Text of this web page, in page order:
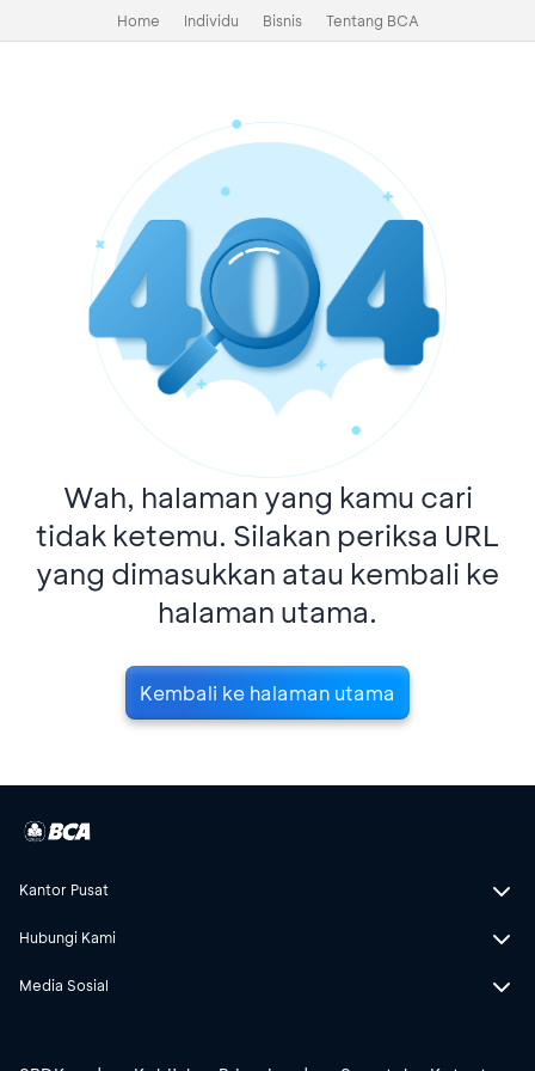
Home Individu Bisnis Tentang BCA
Wah, halaman yang kamu cari
tidak ketemu. Silakan periksa URL
yang dimasukkan atau kembali ke
halaman utama.
Kembali ke halaman utama
Kantor Pusat
Hubungi Kami
Media Sosial